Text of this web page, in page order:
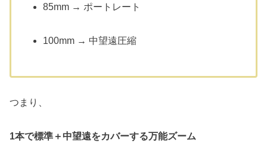
85mm → ポートレート
100mm → 中望遠圧縮
つまり、
1本で標準＋中望遠をカバーする万能ズーム